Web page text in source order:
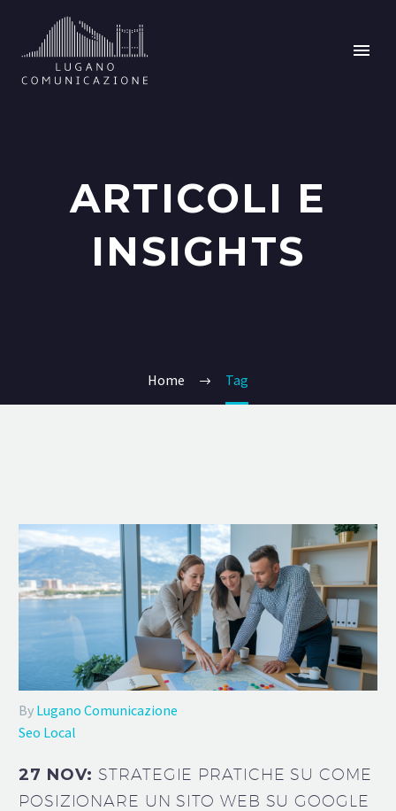
ARTICOLI E
INSIGHTS
Home Tag
By Lugano Comunicazione
Seo Local
27 NOV: STRATEGIE PRATICHE SU COME
POSIZIONARE UN SITO WEB SU GOOGLE